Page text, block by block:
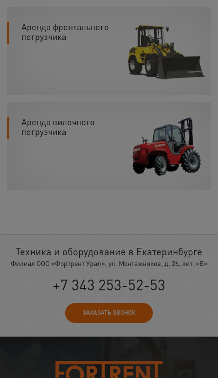
Аренда фронтального
погрузчика
Аренда вилочного
погрузчика
Техника и оборудование в Екатеринбурге
Филиал ООО «Фортрент Урал», ул. Монтажников, д. 26, лит. «Б»
+7 343 253-52-53
ЗАКАЗАТЬ ЗВОНОК